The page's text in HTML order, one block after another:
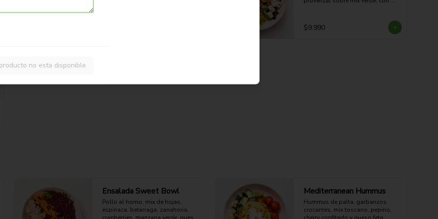
35g grasa - 5g Fibra - 633 Kcal
$9.990
Ensalada Sweet Bowl
Pollo al horno, mix de hojas,
espinaca, betarraga, zanahoria,
Mediterranean Hummus
Hummus de palta, garbanzos
crocantes, mix toscano, pepino,
no esta disponible